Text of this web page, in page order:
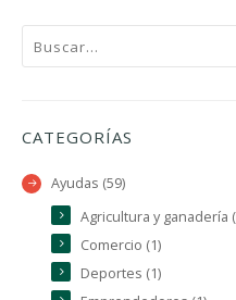
CATEGORÍAS
Ayudas (59)
Agricultura y ganadería
Comercio (1)
Deportes (1)